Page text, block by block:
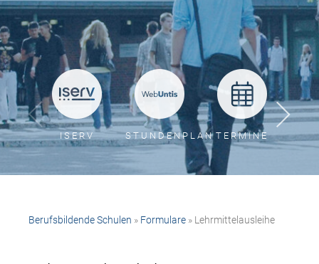
ISERV STUNDENPLAN TERMINE
Berufsbildende Schulen » Formulare » Lehrmittelausleihe